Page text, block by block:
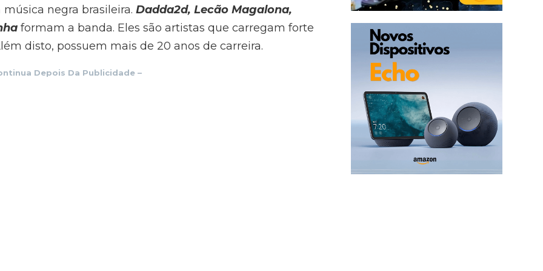
negra brasileira. Dadda2d, Lecão Magalona,
formam a banda. Eles são artistas que carregam forte
disto, possuem mais de 20 anos de carreira.
Depois Da Publicidade –